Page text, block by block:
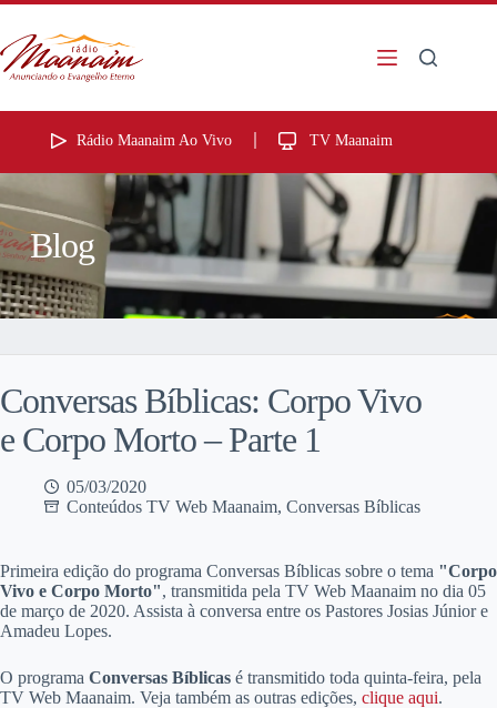
Rádio Maanaim Ao Vivo TV Maanaim
Blog
Conversas Bíblicas: Corpo Vivo
e Corpo Morto – Parte 1
05/03/2020
Conteúdos TV Web Maanaim, Conversas Bíblicas
Primeira edição do programa Conversas Bíblicas sobre o tema "Corpo
Vivo e Corpo Morto", transmitida pela TV Web Maanaim no dia 05
de março de 2020. Assista à conversa entre os Pastores Josias Júnior e
Amadeu Lopes.
O programa Conversas Bíblicas é transmitido toda quinta-feira, pela
TV Web Maanaim. Veja também as outras edições, clique aqui.